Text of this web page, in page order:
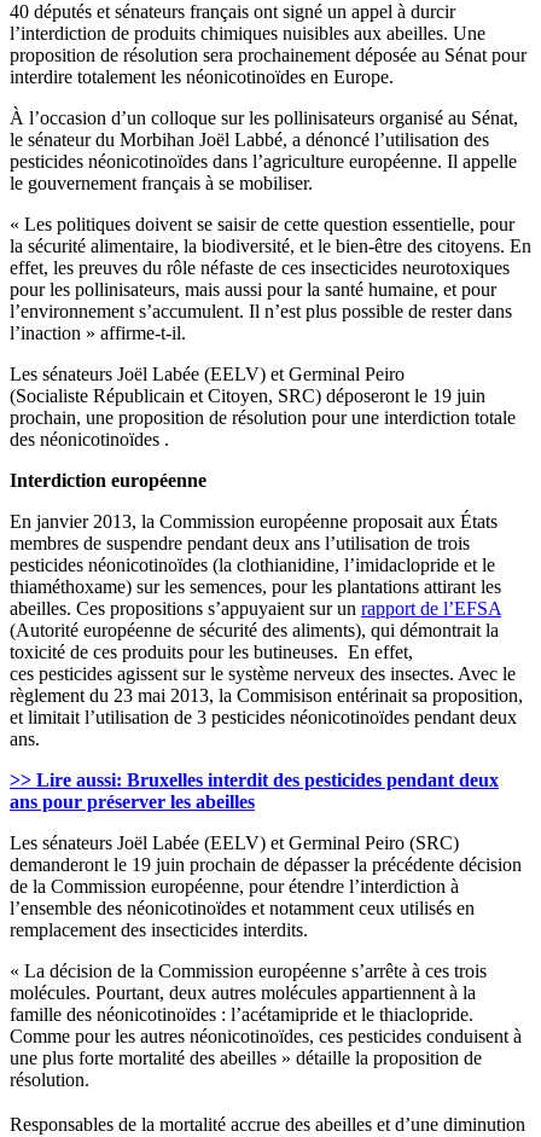
40 députés et sénateurs français ont signé un appel à durcir
l’interdiction de produits chimiques nuisibles aux abeilles. Une
proposition de résolution sera prochainement déposée au Sénat pour
interdire totalement les néonicotinoïdes en Europe.
À l’occasion d’un colloque sur les pollinisateurs organisé au Sénat,
le sénateur du Morbihan Joël Labbé, a dénoncé l’utilisation des
pesticides néonicotinoïdes dans l’agriculture européenne. Il appelle
le gouvernement français à se mobiliser.
« Les politiques doivent se saisir de cette question essentielle, pour
la sécurité alimentaire, la biodiversité, et le bien-être des citoyens. En
effet, les preuves du rôle néfaste de ces insecticides neurotoxiques
pour les pollinisateurs, mais aussi pour la santé humaine, et pour
l’environnement s’accumulent. Il n’est plus possible de rester dans
l’inaction » affirme-t-il.
Les sénateurs Joël Labée (EELV) et Germinal Peiro
(Socialiste Républicain et Citoyen, SRC) déposeront le 19 juin
prochain, une proposition de résolution pour une interdiction totale
des néonicotinoïdes .
Interdiction européenne
En janvier 2013, la Commission européenne proposait aux États
membres de suspendre pendant deux ans l’utilisation de trois
pesticides néonicotinoïdes (la clothianidine, l’imidaclopride et le
thiaméthoxame) sur les semences, pour les plantations attirant les
abeilles. Ces propositions s’appuyaient sur un rapport de l’EFSA
(Autorité européenne de sécurité des aliments), qui démontrait la
toxicité de ces produits pour les butineuses. En effet,
ces pesticides agissent sur le système nerveux des insectes. Avec le
règlement du 23 mai 2013, la Commisison entérinait sa proposition,
et limitait l’utilisation de 3 pesticides néonicotinoïdes pendant deux
ans.
>> Lire aussi: Bruxelles interdit des pesticides pendant deux
ans pour préserver les abeilles
Les sénateurs Joël Labée (EELV) et Germinal Peiro (SRC)
demanderont le 19 juin prochain de dépasser la précédente décision
de la Commission européenne, pour étendre l’interdiction à
l’ensemble des néonicotinoïdes et notamment ceux utilisés en
remplacement des insecticides interdits.
« La décision de la Commission européenne s’arrête à ces trois
molécules. Pourtant, deux autres molécules appartiennent à la
famille des néonicotinoïdes : l’acétamipride et le thiaclopride.
Comme pour les autres néonicotinoïdes, ces pesticides conduisent à
une plus forte mortalité des abeilles » détaille la proposition de
résolution.
Responsables de la mortalité accrue des abeilles et d’une diminution